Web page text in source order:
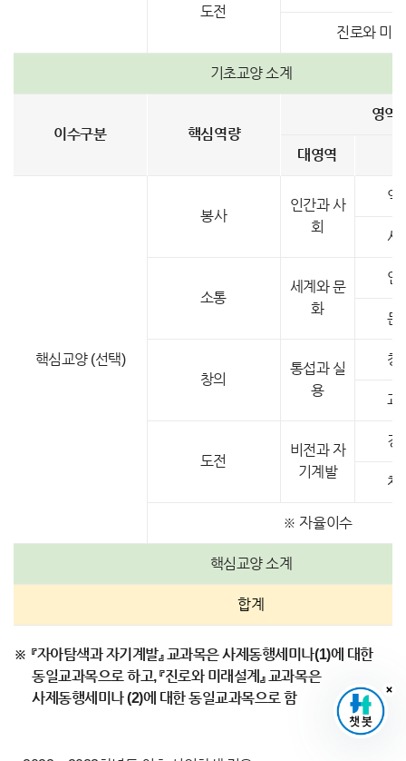
도전
진로와 미
기초교양 소계
이수구분 핵심역량
영역
대영역
핵심교양 (선택)
봉사
인간과 사
회
역
사
소통
세계와 문
화
언
문
창의
통섭과 실
용
창
과
도전
비전과 자
기계발
경
체
※ 자율이수
핵심교양 소계
합계
『자아탐색과 자기계발』 교과목은 사제동행세미나(1)에 대한
동일교과목으로 하고, 『진로와 미래설계』 교과목은
사제동행세미나 (2)에 대한 동일교과목으로 함